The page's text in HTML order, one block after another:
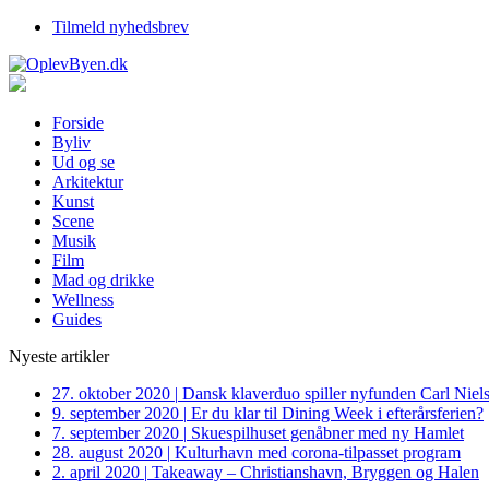
Tilmeld nyhedsbrev
Forside
Byliv
Ud og se
Arkitektur
Kunst
Scene
Musik
Film
Mad og drikke
Wellness
Guides
Nyeste artikler
27. oktober 2020 | Dansk klaverduo spiller nyfunden Carl
9. september 2020 | Er du klar til Dining Week i efterårsferien?
7. september 2020 | Skuespilhuset genåbner med ny Hamlet
28. august 2020 | Kulturhavn med corona-tilpasset program
2. april 2020 | Takeaway – Christianshavn, Bryggen og Halen